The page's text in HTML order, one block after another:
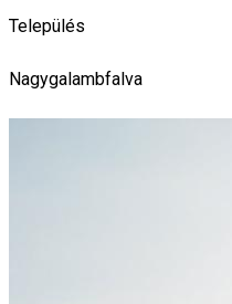
Település
Nagygalambfalva